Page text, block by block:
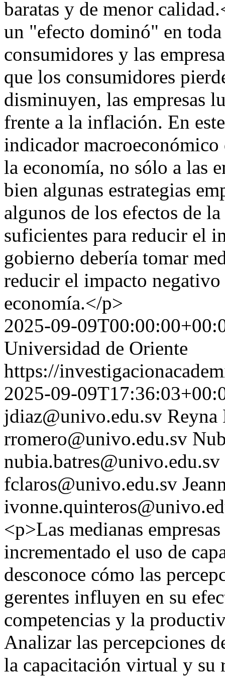
baratas y de menor
un "efecto dominó" en
consumidores y las
que los consumidores
disminuyen, las empresas
frente a la inflación. En
indicador macroeconómico
la economía, no sólo a las
bien algunas estrategias
algunos de los efectos de
suficientes para reducir el
gobierno debería tomar
reducir el impacto
economía.</p>
2025-09-
Universidad de Oriente
https://
2025-09-
jdiaz@univo.edu.sv Reyna
rromero@univo.edu.sv
nubia.batres@univo.edu.sv
fclaros@univo.edu.sv
<p>Las medianas
incrementado el uso de
desconoce cómo las
gerentes influyen en su
competencias y la
Analizar las percepciones
la capacitación virtual y su